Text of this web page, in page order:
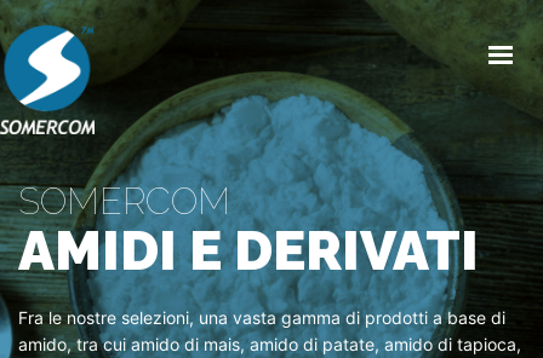
HOME
CHI SIAMO
PRODOTTI
MERCATI
NEWS/EVENTI
SOMERCOM
AMIDI E DERIVATI
Fra le nostre selezioni, una vasta gamma di prodotti a base di
amido, tra cui amido di mais, amido di patate, amido di tapioca,